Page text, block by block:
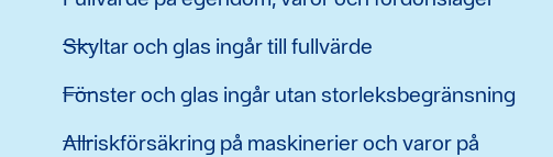
Skyltar och glas ingår till fullvärde
Fönster och glas ingår utan storleksbegränsning
Allriskförsäkring på maskinerier och varor på